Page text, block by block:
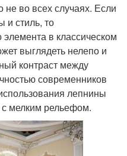
во всех случаях. Если
и стиль, то
в классическом
выглядеть нелепо и
контраст между
современников
лепнины
мелким рельефом.